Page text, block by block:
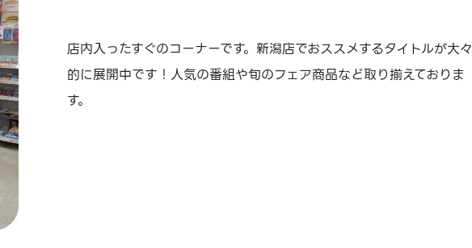
店内入ったすぐのコーナーです。新潟店でおススメするタイトルが大々
的に展開中です！人気の番組や旬のフェア商品など取り揃えておりま
す。